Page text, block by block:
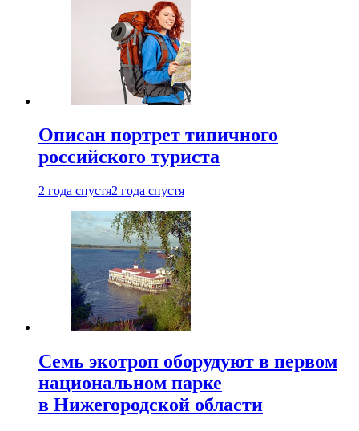
Описан портрет типичного
российского туриста
2 года спустя2 года спустя
Семь экотроп оборудуют в первом
национальном парке
в Нижегородской области